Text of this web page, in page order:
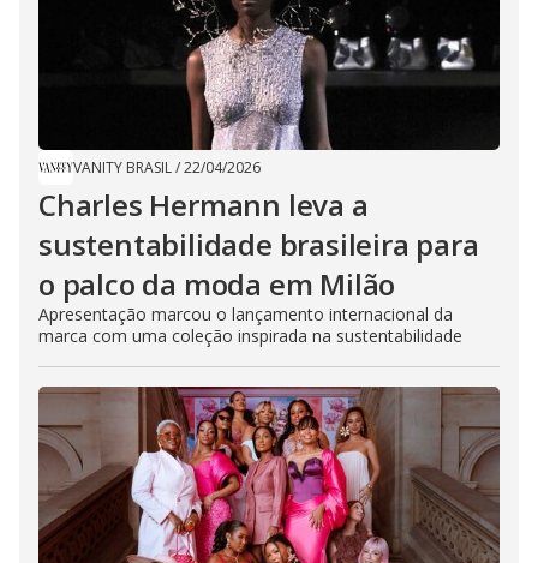
VANITY BRASIL/22/04/2026
Charles Hermann leva a
sustentabilidade brasileira para
o palco da moda em Milão
Apresentação marcou o lançamento internacional da
marca com uma coleção inspirada na sustentabilidade